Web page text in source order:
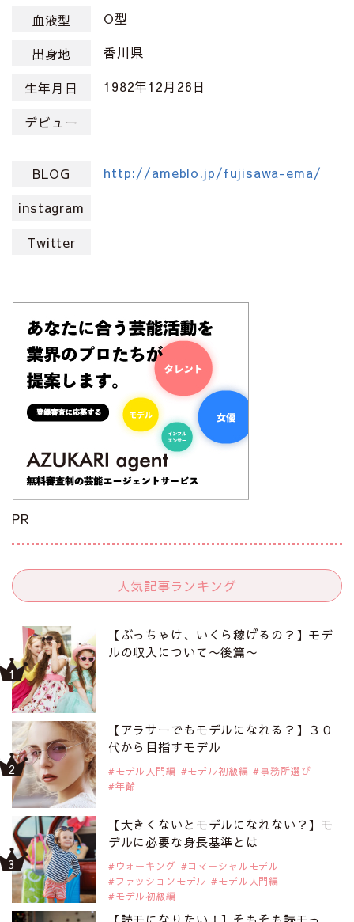
血液型
O型
出身地 香川県
生年月日 1982年12月26日
デビュー
BLOG http://ameblo.jp/fujisawa-ema/
instagram
Twitter
PR
人気記事ランキング
【ぶっちゃけ、いくら稼げるの？】モデ
ルの収入について〜後篇〜
【アラサーでもモデルになれる？】３０
代から目指すモデル
モデル入門編 モデル初級編
事務所選び
年齢
【大きくないとモデルになれない？】モ
デルに必要な身長基準とは
ウォーキング
コマーシャルモデル
ファッションモデル
モデル入門編
モデル初級編